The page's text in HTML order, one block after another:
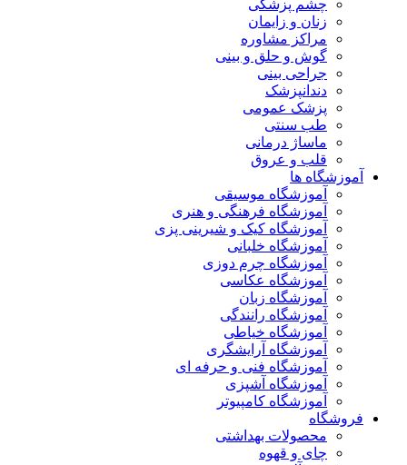
چشم پزشکی
زنان و زایمان
مراکز مشاوره
گوش و حلق و بینی
جراحی بینی
دندانپزشک
پزشک عمومی
طب سنتی
ماساژ درمانی
قلب و عروق
آموزشگاه ها
آموزشگاه موسیقی
آموزشگاه فرهنگی و هنری
آموزشگاه کیک و شیرینی پزی
آموزشگاه خلبانی
آموزشگاه چرم دوزی
آموزشگاه عکاسی
آموزشگاه زبان
آموزشگاه رانندگی
آموزشگاه خیاطی
آموزشگاه آرایشگری
آموزشگاه فنی و حرفه ای
آموزشگاه آشپزی
آموزشگاه کامپیوتر
فروشگاه
محصولات بهداشتی
چای و قهوه